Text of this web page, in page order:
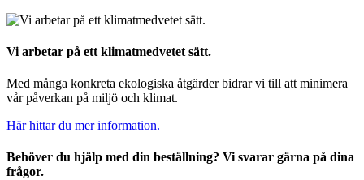
Vi arbetar på ett klimatmedvetet sätt.
Med många konkreta ekologiska åtgärder bidrar vi till att minimera
vår påverkan på miljö och klimat.
Här hittar du mer information.
Behöver du hjälp med din beställning? Vi svarar gärna på dina
frågor.